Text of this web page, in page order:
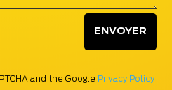
ENVOYER
and the Google Privacy Policy